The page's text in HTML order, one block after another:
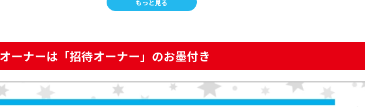
ラブ
もっと見る
ーナーは「招待オーナー」のお墨付き